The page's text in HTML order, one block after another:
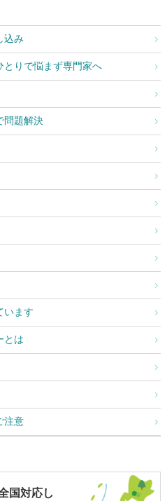
込み
とりで悩まず専門家へ
問題解決
います
とは
注意
国対応し